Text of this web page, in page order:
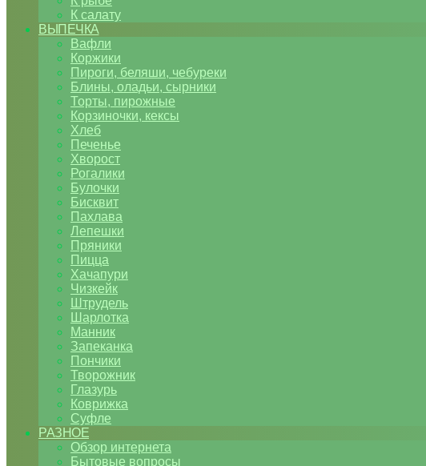
К салату
ВЫПЕЧКА
Вафли
Коржики
Пироги, беляши, чебуреки
Блины, оладьи, сырники
Торты, пирожные
Корзиночки, кексы
Хлеб
Печенье
Хворост
Рогалики
Булочки
Бисквит
Пахлава
Лепешки
Пряники
Пицца
Хачапури
Чизкейк
Штрудель
Шарлотка
Манник
Запеканка
Пончики
Творожник
Глазурь
Коврижка
Суфле
РАЗНОЕ
Обзор интернета
Бытовые вопросы